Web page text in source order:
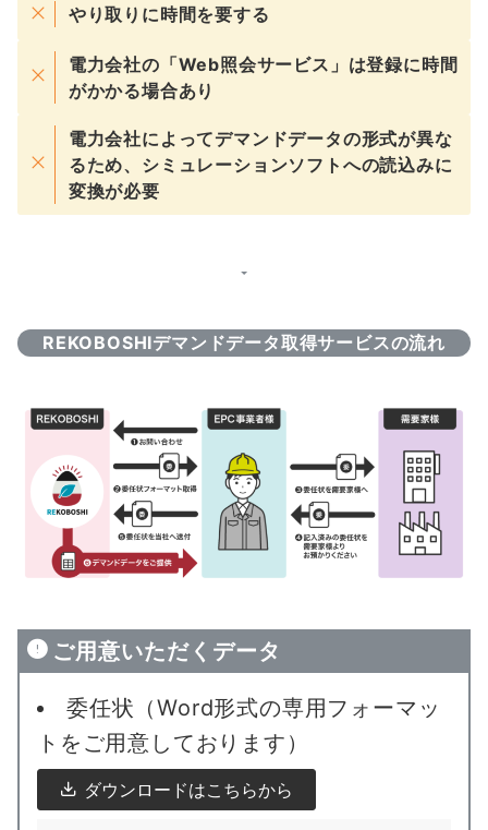
やり取りに時間を要する
電力会社の「Web照会サービス」は登録に時間
がかかる場合あり
電力会社によってデマンドデータの形式が異な
るため、シミュレーションソフトへの読込みに
変換が必要
REKOBOSHIデマンドデータ取得サービスの流れ
ご用意いただくデータ
委任状（Word形式の専用フォーマッ
トをご用意しております）
ダウンロードはこちらから